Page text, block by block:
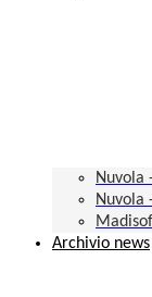
Nuvola
Nuvola
Archivio news